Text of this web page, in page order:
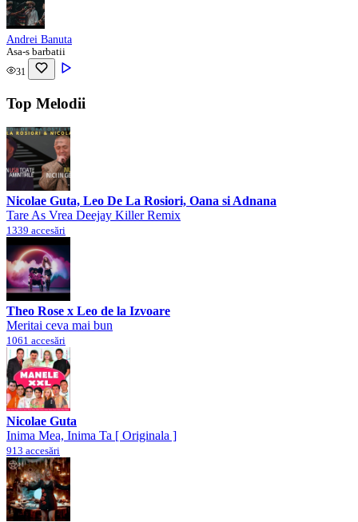
Andrei Banuta
Asa-s barbatii
31
Top Melodii
Nicolae Guta, Leo De La Rosiori, Oana si Adnana
Tare As Vrea Deejay Killer Remix
1339 accesări
Theo Rose x Leo de la Izvoare
Meritai ceva mai bun
1061 accesări
Nicolae Guta
Inima Mea, Inima Ta [ Originala ]
913 accesări